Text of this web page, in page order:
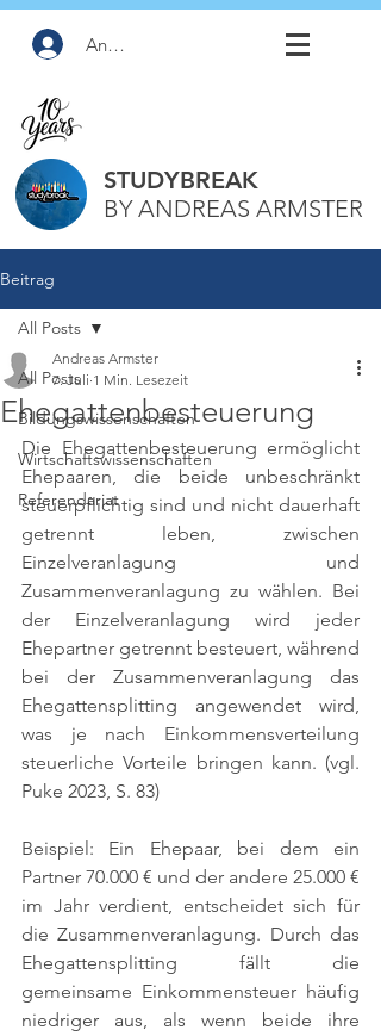
Anmelden
STUDYBREAK
BY ANDREAS ARMSTER
Beitrag
All Posts
Bildungswissenschaften
Wirtschaftswissenschaften
Referendariat
All Posts
Ehegattenbesteuerung
Andreas Armster
7. Juli 1 Min. Lesezeit
Die Ehegattenbesteuerung ermöglicht
Ehepaaren, die beide unbeschränkt
steuerpflichtig sind und nicht dauerhaft
getrennt leben, zwischen
Einzelveranlagung und
Zusammenveranlagung zu wählen. Bei
der Einzelveranlagung wird jeder
Ehepartner getrennt besteuert, während
bei der Zusammenveranlagung das
Ehegattensplitting angewendet wird,
was je nach Einkommensverteilung
steuerliche Vorteile bringen kann. (vgl.
Puke 2023, S. 83)
Beispiel: Ein Ehepaar, bei dem ein
Partner 70.000 € und der andere 25.000 €
im Jahr verdient, entscheidet sich für
die Zusammenveranlagung. Durch das
Ehegattensplitting fällt die
gemeinsame Einkommensteuer häufig
niedriger aus, als wenn beide ihre